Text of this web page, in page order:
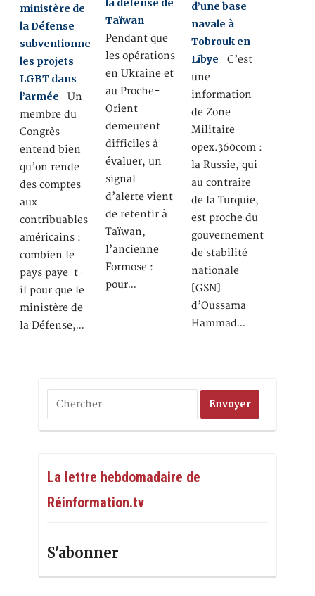
ministère de
la Défense
subventionne
les projets
LGBT dans
l’armée Un
membre du
Congrès
entend bien
qu’on rende
des comptes
aux
contribuables
américains :
combien le
pays paye-t-
il pour que le
ministère de
la Défense,…
la défense de
Taïwan
Pendant que
les opérations
en Ukraine et
au Proche-
Orient
demeurent
difficiles à
évaluer, un
signal
d’alerte vient
de retentir à
Taïwan,
l’ancienne
Formose :
pour…
d’une base
navale à
Tobrouk en
Libye C’est
une
information
de Zone
Militaire-
opex.360com :
la Russie, qui
au contraire
de la Turquie,
est proche du
gouvernement
de stabilité
nationale
[GSN]
d’Oussama
Hammad…
La lettre hebdomadaire de
Réinformation.tv
S'abonner